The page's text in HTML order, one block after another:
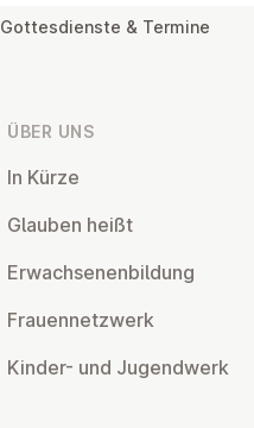
Gottesdienste & Termine
ÜBER UNS
In Kürze
Glauben heißt
Er­wach­se­nen­bil­dung
Frau­en­netz­werk
Kinder- und Ju­gend­werk